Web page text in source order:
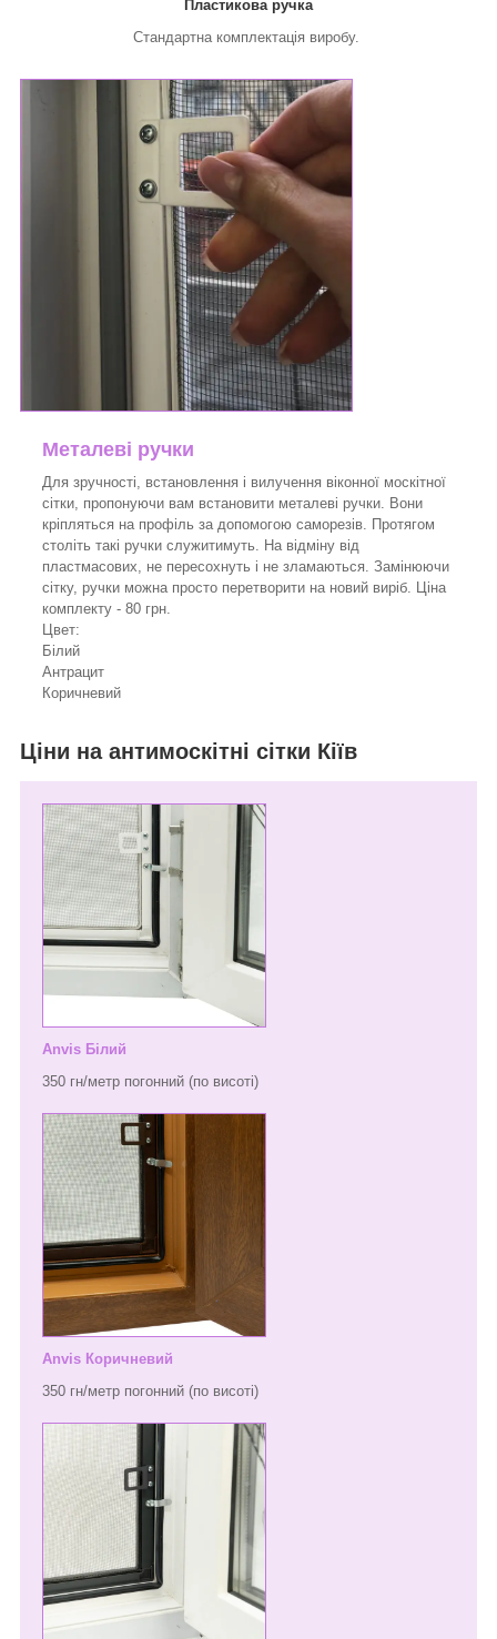
Пластикова ручка
Стандартна комплектація виробу.
Металеві ручки
Для зручності, встановлення і вилучення віконної москітної
сітки, пропонуючи вам встановити металеві ручки. Вони
кріпляться на профіль за допомогою саморезів. Протягом
століть такі ручки служитимуть. На відміну від
пластмасових, не пересохнуть і не зламаються. Замінюючи
сітку, ручки можна просто перетворити на новий виріб. Ціна
комплекту - 80 грн.
Цвет:
Білий
Антрацит
Коричневий
Ціни на антимоскітні сітки Кіїв
Anvis Білий
350 гн/метр погонний (по висоті)
Anvis Коричневий
350 гн/метр погонний (по висоті)